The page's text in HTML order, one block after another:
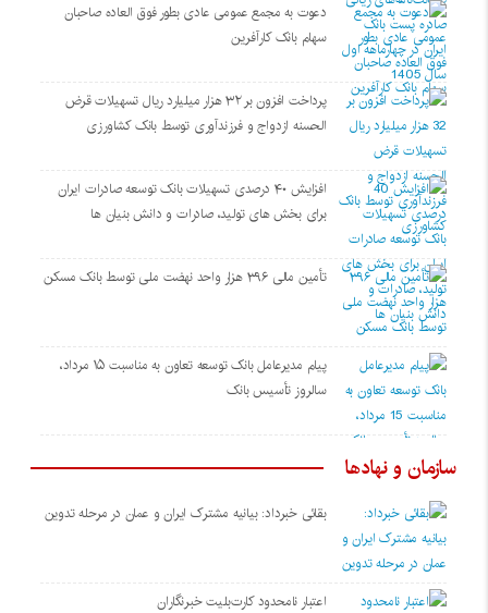
دعوت به مجمع عمومی عادی بطور فوق العاده صاحبان
سهام بانک کارآفرین
پرداخت افزون بر ۳۲ هزار میلیارد ریال تسهیلات قرض
الحسنه ازدواج و فرزندآوری توسط بانک کشاورزی
افزایش ۴۰ درصدی تسهیلات بانک توسعه صادرات ایران
برای بخش های تولید، صادرات و دانش بنیان ها
تأمین مالی ۳۹۶ هزار واحد نهضت ملی توسط بانک مسکن
پیام مدیرعامل بانک توسعه تعاون به مناسبت ۱۵ مرداد،
سالروز تأسیس بانک
سازمان و نهادها
بقائی خبرداد: بیانیه مشترک ایران و عمان در مرحله تدوین
اعتبار نامحدود کارت‌بلیت خبرنگاران